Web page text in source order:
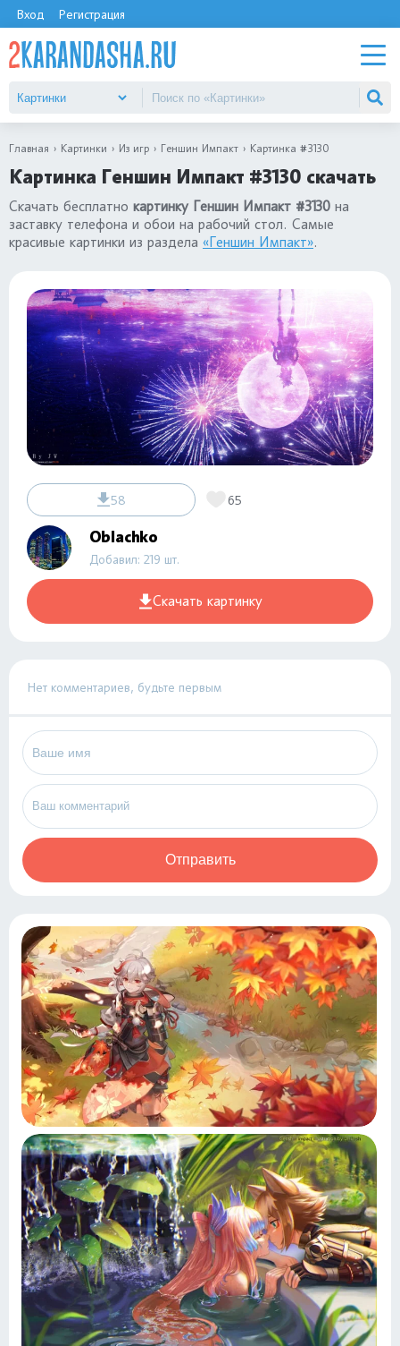
Вход Регистрация
Главная Картинки Из игр Геншин Импакт Картинка #3130
Картинка Геншин Импакт #3130 скачать
Скачать бесплатно картинку Геншин Импакт #3130 на
заставку телефона и обои на рабочий стол. Самые
красивые картинки из раздела «Геншин Импакт».
58 65
Oblachko
Добавил: 219 шт.
Скачать картинку
Нет комментариев, будьте первым
Отправить